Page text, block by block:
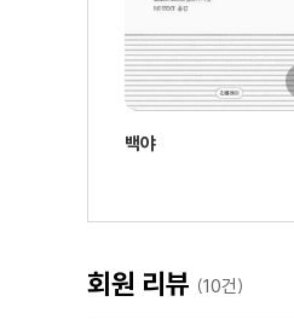
백야
회원 리뷰 (10건)